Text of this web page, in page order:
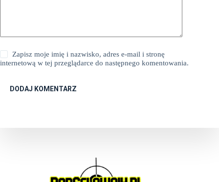
Zapisz moje imię i nazwisko, adres e-mail i stronę
internetową w tej przeglądarce do następnego komentowania.
DODAJ KOMENTARZ